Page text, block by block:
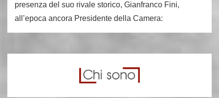
presenza del suo rivale storico, Gianfranco Fini,
all’epoca ancora Presidente della Camera: